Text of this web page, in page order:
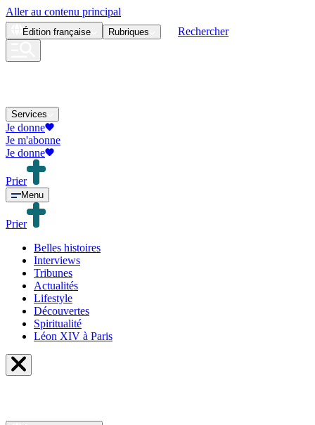
Aller au contenu principal
Édition française Rubriques Rechercher
Services
Je donne
Je m'abonne
Je donne
Prier
Menu
Prier
Belles histoires
Interviews
Tribunes
Actualités
Lifestyle
Découvertes
Spiritualité
Léon XIV à Paris